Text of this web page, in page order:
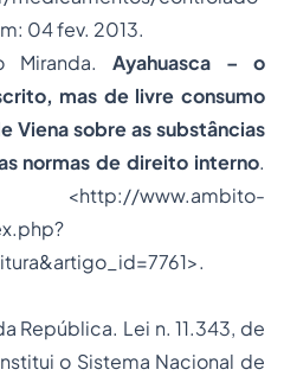
04 fev. 2013.
Ayahuasca – o
mas de livre consumo
Viena sobre as substâncias
normas de direito interno.
www.ambito-
República. Lei n. 11.343, de
o Sistema Nacional de